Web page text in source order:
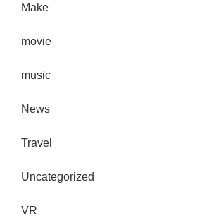
Make
movie
music
News
Travel
Uncategorized
VR